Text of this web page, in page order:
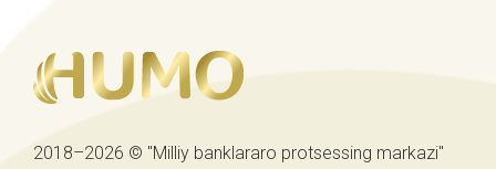
2018–2026 © "Milliy banklararo protsessing markazi"